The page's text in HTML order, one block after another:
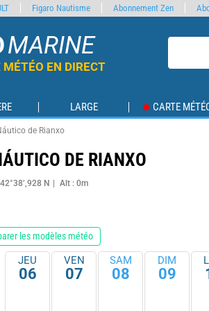
MARINE
MÉTÉO EN DIRECT
LARGE CARTE
de Rianxo
DE RIANXO
N Alt : 0m
les modèles météo
JEU
06
VEN
07
SAM
08
DIM
09
Figaro Nautisme Abonnement Zen